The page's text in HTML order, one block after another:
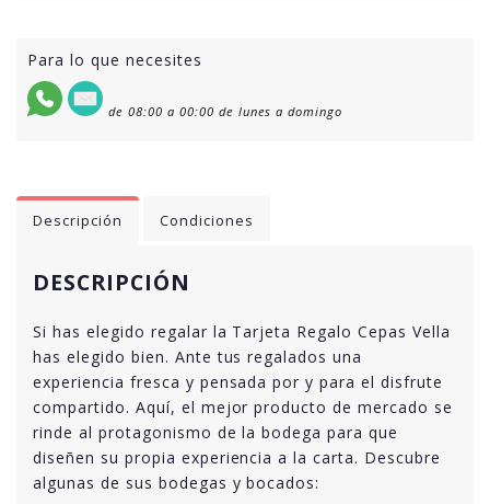
Para lo que necesites
de 08:00 a 00:00 de lunes a domingo
Descripción Condiciones
DESCRIPCIÓN
Si has elegido regalar la Tarjeta Regalo Cepas Vella
has elegido bien. Ante tus regalados una
experiencia fresca y pensada por y para el disfrute
compartido. Aquí, el mejor producto de mercado se
rinde al protagonismo de la bodega para que
diseñen su propia experiencia a la carta. Descubre
algunas de sus bodegas y bocados: